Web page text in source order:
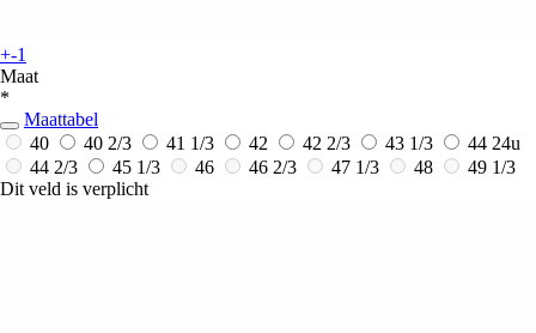
+-1
Maat
*
Maattabel
40
40 2/3 41 1/3 42 42 2/3 43 1/3 44 24u
44 2/3
45 1/3 46 46 2/3 47 1/3 48
49 1/3
Dit veld is verplicht